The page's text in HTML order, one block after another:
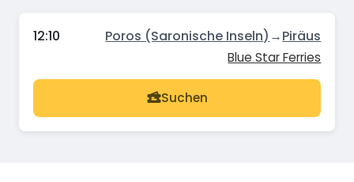
12:10 Poros (Saronische Inseln) →Piräus
Blue Star Ferries
Suchen